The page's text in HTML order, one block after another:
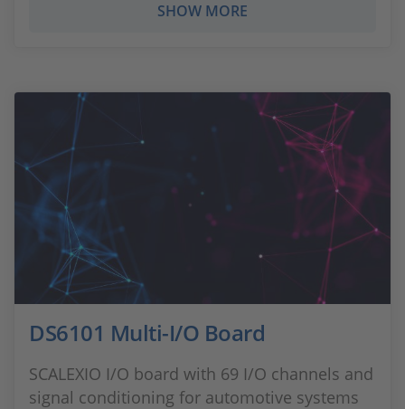
SHOW MORE
DS6101 Multi-I/O Board
SCALEXIO I/O board with 69 I/O channels and
signal conditioning for automotive systems